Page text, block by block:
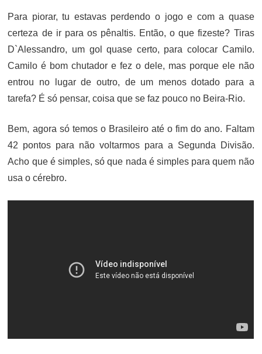
Para piorar, tu estavas perdendo o jogo e com a quase
certeza de ir para os pênaltis. Então, o que fizeste? Tiras
D`Alessandro, um gol quase certo, para colocar Camilo.
Camilo é bom chutador e fez o dele, mas porque ele não
entrou no lugar de outro, de um menos dotado para a
tarefa? É só pensar, coisa que se faz pouco no Beira-Rio.
Bem, agora só temos o Brasileiro até o fim do ano. Faltam
42 pontos para não voltarmos para a Segunda Divisão.
Acho que é simples, só que nada é simples para quem não
usa o cérebro.